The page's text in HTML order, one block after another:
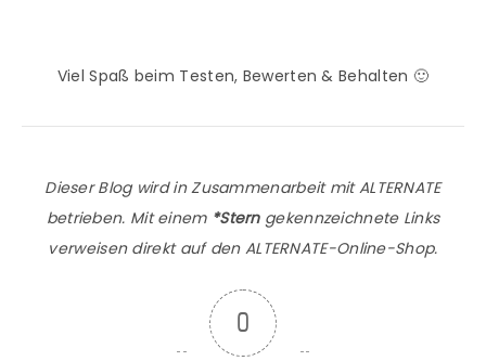
Viel Spaß beim Testen, Bewerten & Behalten 🙂
Dieser Blog wird in Zusammenarbeit mit ALTERNATE
betrieben. Mit einem *Sterngekennzeichnete Links
verweisen direkt auf den ALTERNATE-Online-Shop.
0